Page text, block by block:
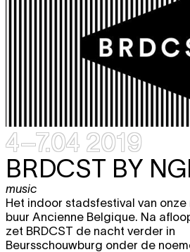
4–7.04 2019
BRDCST BY
music
Het indoor stadsfestival van onze
buur Ancienne Belgique. Na
zet BRDCST de nacht verder in
Beursschouwburg onder de